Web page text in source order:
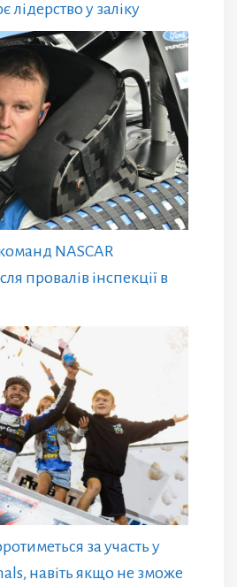
лідерство у заліку
NASCAR
провалів інспекції в
за участь у
навіть якщо не зможе